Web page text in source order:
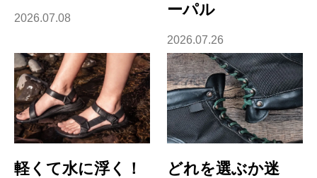
2026.07.08
ーパル
2026.07.26
軽くて水に浮く！ どれを選ぶか迷